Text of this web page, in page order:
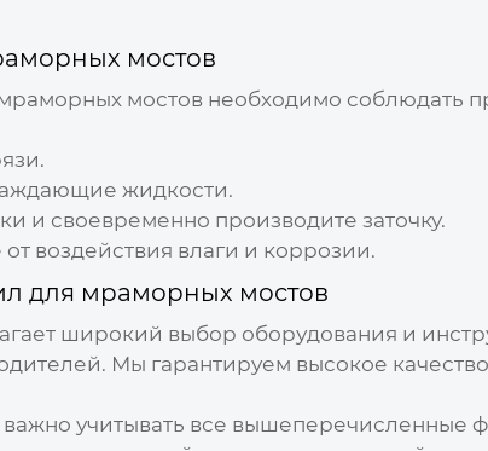
мостов
мостовнеобходимо соблюдать
жидкости.
и своевременно производите заточку.
воздействия влаги и коррозии.
для мраморных мостов
широкий выбор оборудования и
Мы гарантируем высокое
важно учитывать все вышеперечисленные